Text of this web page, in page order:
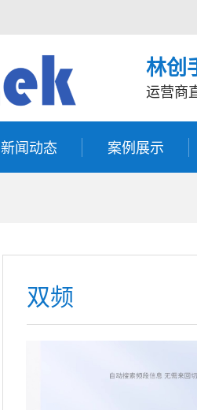
林创
运营商
新闻动态 案例展示
双频